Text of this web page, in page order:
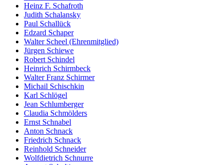
Heinz F. Schafroth
Judith Schalansky
Paul Schallück
Edzard Schaper
Walter Scheel (Ehrenmitglied)
Jürgen Schiewe
Robert Schindel
Heinrich Schirmbeck
Walter Franz Schirmer
Michail Schischkin
Karl Schlögel
Jean Schlumberger
Claudia Schmölders
Ernst Schnabel
Anton Schnack
Friedrich Schnack
Reinhold Schneider
Wolfdietrich Schnurre